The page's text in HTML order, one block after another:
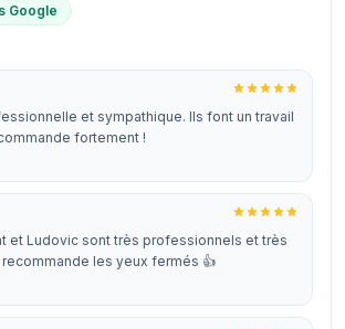
Google
et sympathique. Ils font un travail
fortement !
et Ludovic sont très professionnels et très
les yeux fermés 👍